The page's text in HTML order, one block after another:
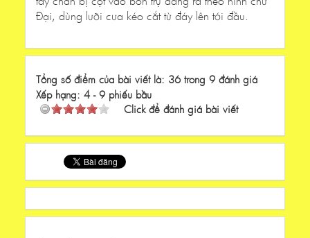
Đại, dùng lưỡi cưa kéo cắt từ đáy lên tới đầu.
Tổng số điểm của bài viết là: 36 trong 9 đánh giá
Xếp hạng: 4- 9phiếu bầu
Click để đánh giá bài viết